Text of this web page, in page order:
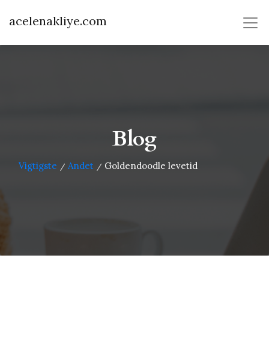
acelenakliye.com
Blog
Vigtigste / Andet / Goldendoodle levetid